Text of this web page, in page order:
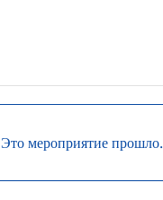
Это мероприятие прошло.